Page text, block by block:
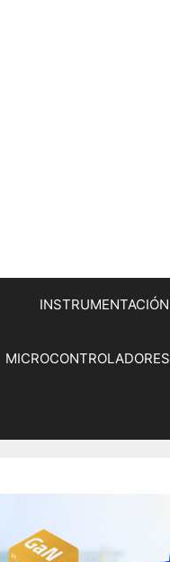
INSTRUMENTACIÓN
MICROCONTROLADORES